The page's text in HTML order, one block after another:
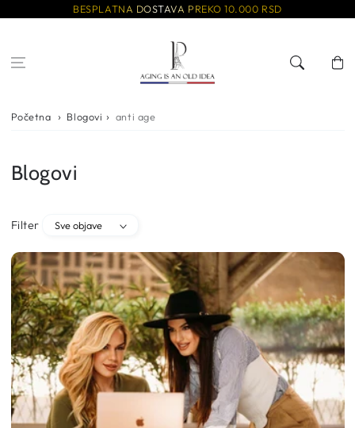
BESPLATNA DOSTAVA PREKO 10.000 RSD
Korpa
Početna Blogovi anti age
Blogovi
Filter